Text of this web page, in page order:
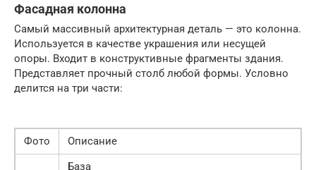
Фасадная колонна
Самый массивный архитектурная деталь — это колонна.
Используется в качестве украшения или несущей
опоры. Входит в конструктивные фрагменты здания.
Представляет прочный столб любой формы. Условно
делится на три части:
Фото
Описание
База